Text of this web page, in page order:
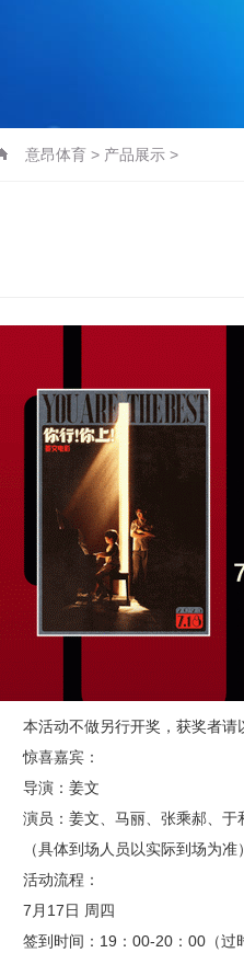
意昂体育 > 产品展示 >
本活动不做另行开奖，获奖者请
惊喜嘉宾：
导演：姜文
演员：姜文、马丽、张乘郝、于
（具体到场人员以实际到场为准）
活动流程：
7月17日 周四
签到时间：19：00-20：00（过时